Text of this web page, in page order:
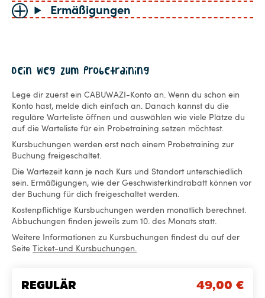
Ermäßigungen
Dein Weg zum Probetraining
Lege dir zuerst ein CABUWAZI-Konto an. Wenn du schon ein
Konto hast, melde dich einfach an. Danach kannst du die
reguläre Warteliste öffnen und auswählen wie viele Plätze du
auf die Warteliste für ein Probetraining setzen möchtest.
Kursbuchungen werden erst nach einem Probetraining zur
Buchung freigeschaltet.
Die Wartezeit kann je nach Kurs und Standort unterschiedlich
sein. Ermäßigungen, wie der Geschwisterkindrabatt können vor
der Buchung für dich freigeschaltet werden.
Kostenpflichtige Kursbuchungen werden monatlich berechnet.
Abbuchungen finden jeweils zum 10. des Monats statt.
Weitere Informationen zu Kursbuchungen findest du auf der
Seite Ticket-und Kursbuchungen.
REGULÄR 49,00 €